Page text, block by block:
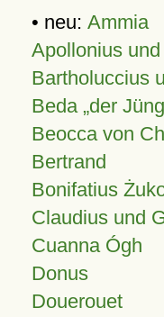
• neu: Ammia
Apollonius
Bartholuccius
Beda „der
Beocca von
Bertrand
Bonifatius
Claudius und
Cuanna Ógh
Donus
Douerouet